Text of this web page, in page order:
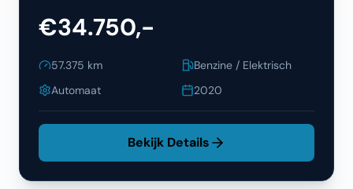
€34.750,-
57.375 km
Benzine / Elektrisch
Automaat
2020
Bekijk Details